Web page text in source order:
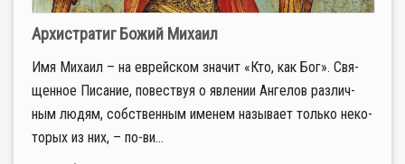
Архистратиг Божий Михаил
Имя Ми­ха­ил – на ев­рей­ском зна­чит «Кто, как Бог». Свя­
щен­ное Пи­са­ние, по­вест­вуя о яв­ле­нии Ан­ге­лов раз­лич­
ным лю­дям, соб­ствен­ным име­нем на­зы­ва­ет толь­ко неко­
то­рых из них, – по-ви...